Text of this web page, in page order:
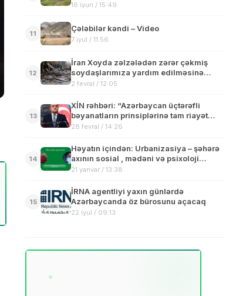
16 iyun / 15:49
11
Çələbilər kəndi – Video
7 iyul / 11:56
12
İran Xoyda zəlzələdən zərər çəkmiş
soydaşlarımıza yardım edilməsinə
imkan vermir
2 fevral / 12:05
13
XİN rəhbəri: “Azərbaycan üçtərəfli
bəyanatların prinsiplərinə tam riayət
edilməsinin tərəfdarıdır”
28 fevral / 14:26
14
Həyatın içindən: Urbanizasiya – şəhərə
axının sosial , mədəni və psixoloji
problemləri
21 yanvar / 13:38
15
İRNA agentliyi yaxın günlərdə
Azərbaycanda öz bürosunu açacaq
22 iyul / 09:13